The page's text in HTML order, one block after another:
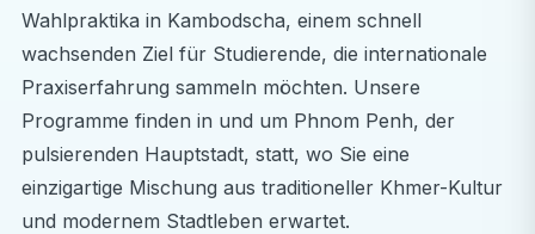
Wahlpraktika in Kambodscha, einem schnell
wachsenden Ziel für Studierende, die internationale
Praxiserfahrung sammeln möchten. Unsere
Programme finden in und um Phnom Penh, der
pulsierenden Hauptstadt, statt, wo Sie eine
einzigartige Mischung aus traditioneller Khmer-Kultur
und modernem Stadtleben erwartet.